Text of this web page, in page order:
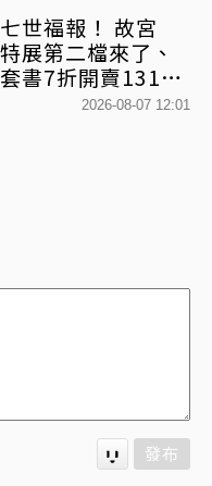
世福報！ 故宮
展第二檔來了、
書7折開賣131萬
制想像2026-08-07 12:01
發布